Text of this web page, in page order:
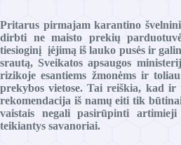
Pritarus pirmajam karantino
dirbti ne maisto prekių
tiesioginį įėjimą iš lauko pusės ir
srautą, Sveikatos apsaugos
rizikoje esantiems žmonėms ir
prekybos vietose. Tai reiškia, kad ir
rekomendacija iš namų eiti tik
vaistais negali pasirūpinti
teikiantys savanoriai.